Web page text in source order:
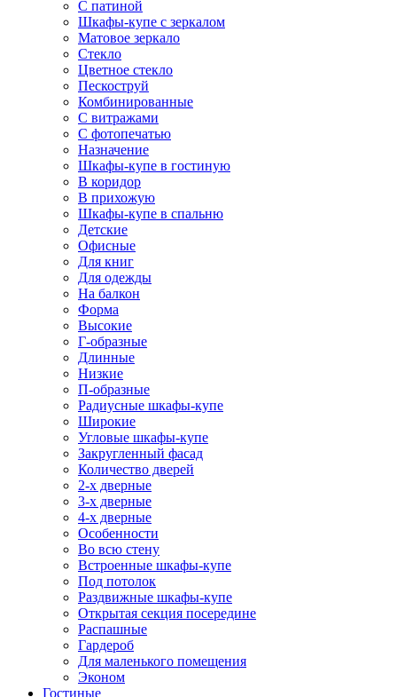
С патиной
Шкафы-купе с зеркалом
Матовое зеркало
Стекло
Цветное стекло
Пескоструй
Комбинированные
С витражами
С фотопечатью
Назначение
Шкафы-купе в гостиную
В коридор
В прихожую
Шкафы-купе в спальню
Детские
Офисные
Для книг
Для одежды
На балкон
Форма
Высокие
Г-образные
Длинные
Низкие
П-образные
Радиусные шкафы-купе
Широкие
Угловые шкафы-купе
Закругленный фасад
Количество дверей
2-х дверные
3-х дверные
4-х дверные
Особенности
Во всю стену
Встроенные шкафы-купе
Под потолок
Раздвижные шкафы-купе
Открытая секция посередине
Распашные
Гардероб
Для маленького помещения
Эконом
Гостиные